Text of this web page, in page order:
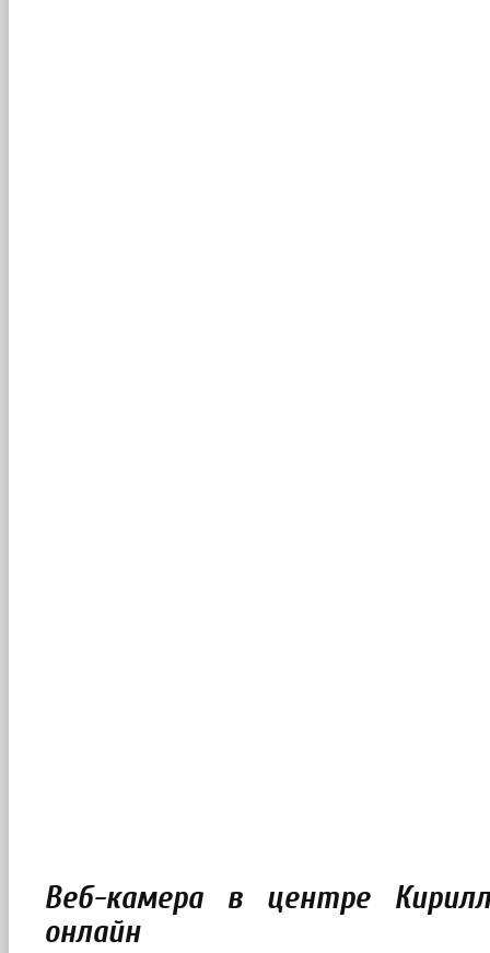
Веб-камера в центре
онлайн